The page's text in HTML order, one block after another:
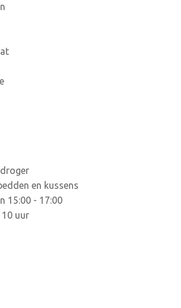
en kussens
15:00 - 17:00
uur